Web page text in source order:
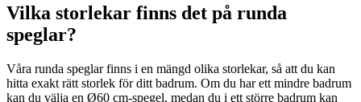
Vilka storlekar finns det på runda
speglar?
Våra runda speglar finns i en mängd olika storlekar, så att du kan
hitta exakt rätt storlek för ditt badrum. Om du har ett mindre badrum
kan du välja en Ø60 cm-spegel, medan du i ett större badrum kan